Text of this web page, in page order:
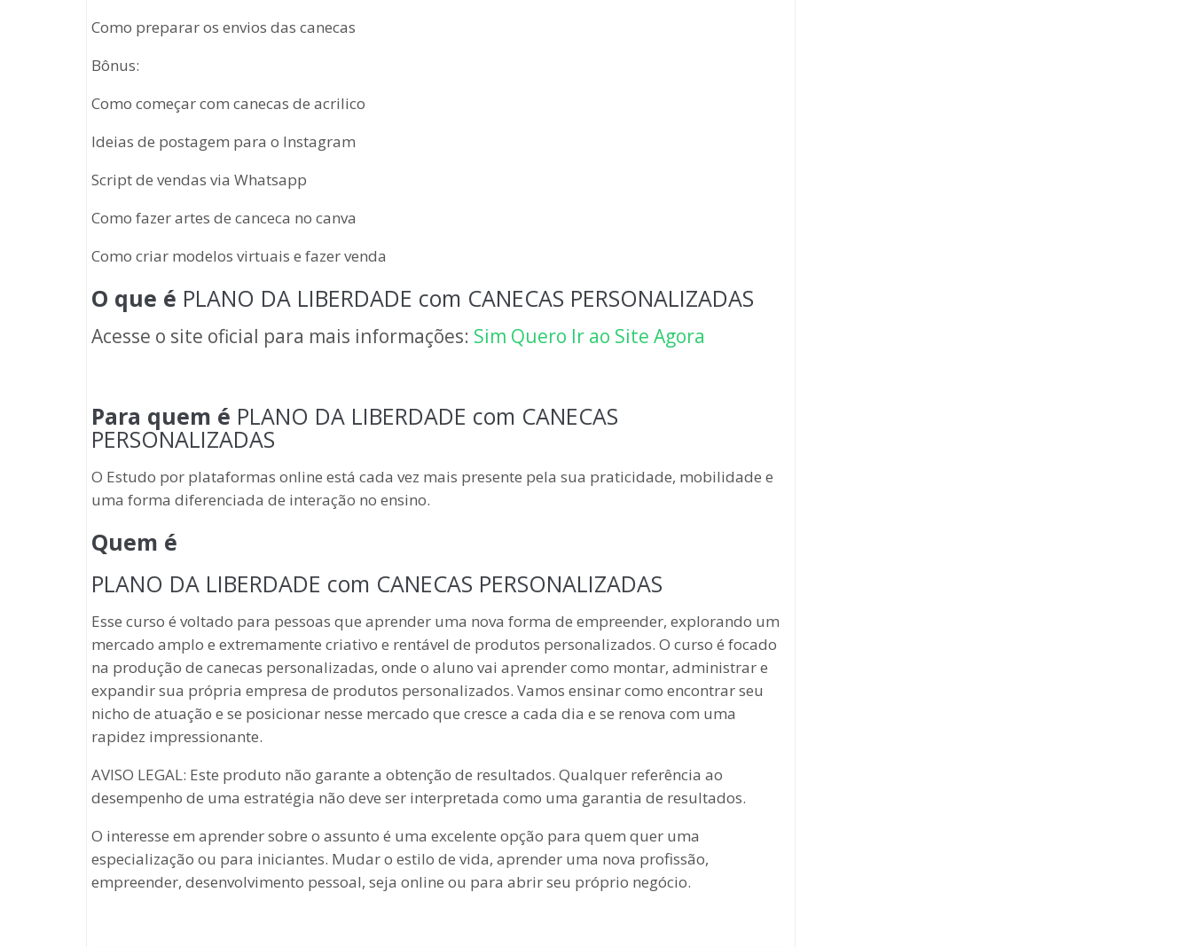
Como preparar os envios das canecas
Bônus:
Como começar com canecas de acrilico
Ideias de postagem para o Instagram
Script de vendas via Whatsapp
Como fazer artes de canceca no canva
Como criar modelos virtuais e fazer venda
O que é PLANO DA LIBERDADE com CANECAS PERSONALIZADAS
Acesse o site oficial para mais informações: Sim Quero Ir ao Site Agora
Para quem é PLANO DA LIBERDADE com CANECAS
PERSONALIZADAS
O Estudo por plataformas online está cada vez mais presente pela sua praticidade, mobilidade e
uma forma diferenciada de interação no ensino.
Quem é
PLANO DA LIBERDADE com CANECAS PERSONALIZADAS
Esse curso é voltado para pessoas que aprender uma nova forma de empreender, explorando um
mercado amplo e extremamente criativo e rentável de produtos personalizados. O curso é focado
na produção de canecas personalizadas, onde o aluno vai aprender como montar, administrar e
expandir sua própria empresa de produtos personalizados. Vamos ensinar como encontrar seu
nicho de atuação e se posicionar nesse mercado que cresce a cada dia e se renova com uma
rapidez impressionante.
AVISO LEGAL: Este produto não garante a obtenção de resultados. Qualquer referência ao
desempenho de uma estratégia não deve ser interpretada como uma garantia de resultados.
O interesse em aprender sobre o assunto é uma excelente opção para quem quer uma
especialização ou para iniciantes. Mudar o estilo de vida, aprender uma nova profissão,
empreender, desenvolvimento pessoal, seja online ou para abrir seu próprio negócio.